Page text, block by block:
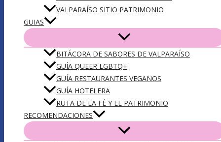
VALPARAÍSO SITIO PATRIMONIO
GUIAS
BITÁCORA DE SABORES DE VALPARAÍSO
GUÍA QUEER LGBTQ+
GUÍA RESTAURANTES VEGANOS
GUÍA HOTELERA
RUTA DE LA FÉ Y EL PATRIMONIO
RECOMENDACIONES